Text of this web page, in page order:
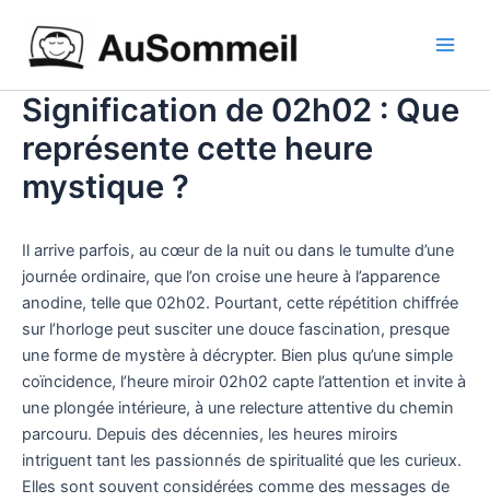
contenu
Signification de 02h02 : Que
représente cette heure
mystique ?
Il arrive parfois, au cœur de la nuit ou dans le tumulte d’une
journée ordinaire, que l’on croise une heure à l’apparence
anodine, telle que 02h02. Pourtant, cette répétition chiffrée
sur l’horloge peut susciter une douce fascination, presque
une forme de mystère à décrypter. Bien plus qu’une simple
coïncidence, l’heure miroir 02h02 capte l’attention et invite à
une plongée intérieure, à une relecture attentive du chemin
parcouru. Depuis des décennies, les heures miroirs
intriguent tant les passionnés de spiritualité que les curieux.
Elles sont souvent considérées comme des messages de